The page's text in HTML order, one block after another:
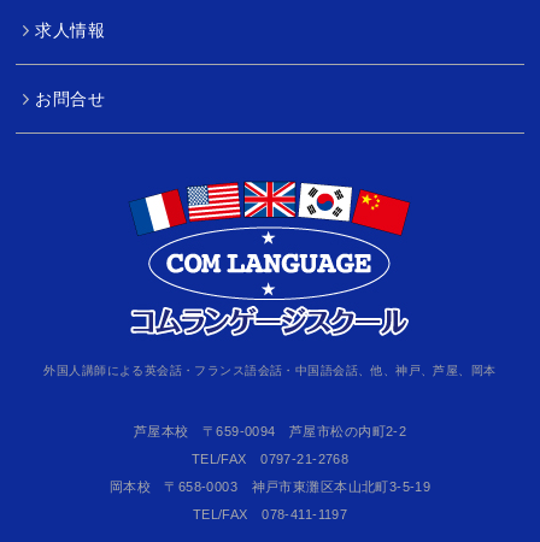
求人情報
お問合せ
外国人講師による英会話・フランス語会話・中国語会話、他、神戸、芦屋、岡本
芦屋本校 〒659-0094 芦屋市松の内町2-2
TEL/FAX 0797-21-2768
岡本校 〒658-0003 神戸市東灘区本山北町3-5-19
TEL/FAX 078-411-1197